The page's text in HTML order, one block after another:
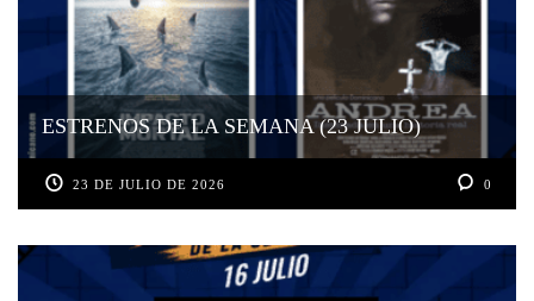
ESTRENOS DE LA SEMANA (23 JULIO)
23 DE JULIO DE 2026 0